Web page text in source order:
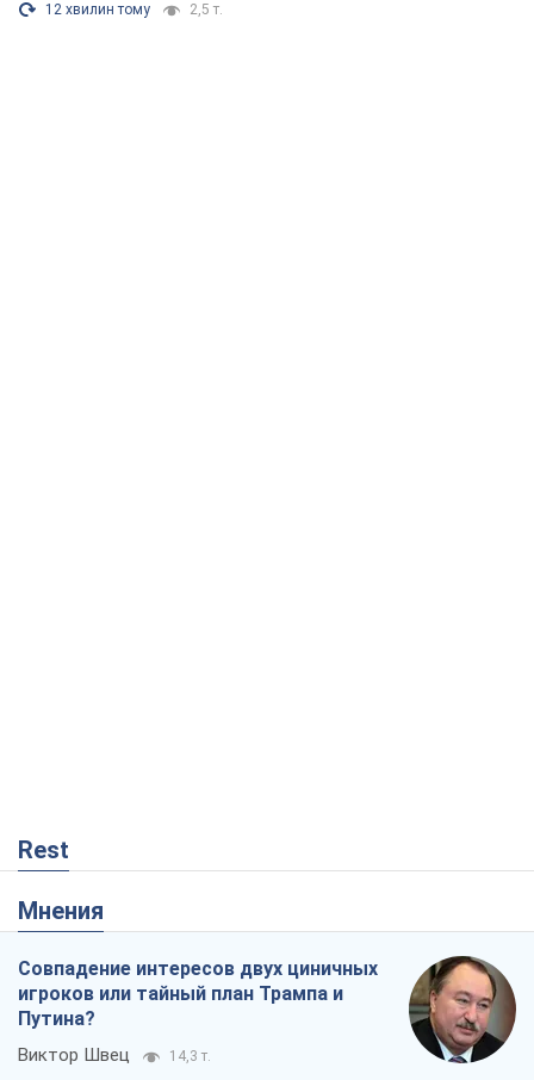
12 хвилин тому 2,5 т.
Rest
Мнения
Совпадение интересов двух циничных
игроков или тайный план Трампа и
Путина?
Виктор Швец 14,3 т.